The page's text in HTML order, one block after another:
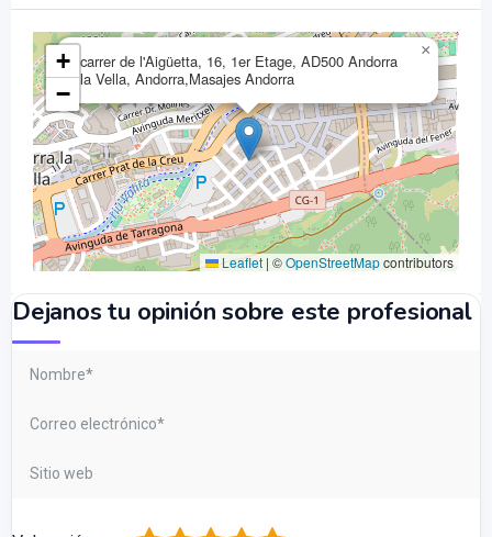
carrer de l'Aigüetta, 16, 1er Etage, AD500 Andorra
la Vella, Andorra,Masajes Andorra
×
+
−
Leaflet | ©OpenStreetMapcontributors
Dejanos tu opinión sobre este profesional